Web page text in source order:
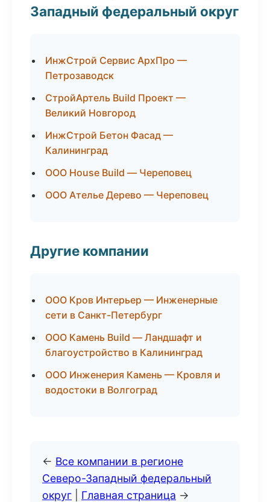
Западный федеральный округ
ИнжСтрой Сервис АрхПро —
Петрозаводск
СтройАртель Build Проект —
Великий Новгород
ИнжСтрой Бетон Фасад —
Калининград
ООО House Build — Череповец
ООО Ателье Дерево — Череповец
Другие компании
ООО Кров Интерьер — Инженерные
сети в Санкт-Петербург
ООО Камень Build — Ландшафт и
благоустройство в Калининград
ООО Инженерия Камень — Кровля и
водостоки в Волгоград
← Все компании в регионе
Северо-Западный федеральный
округ
Главная страница →